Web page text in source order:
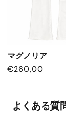
マグノリア
通
€260,00
よくある質